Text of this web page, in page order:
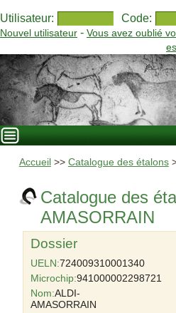
Utilisateur: Code:
Nouvel utilisateur - Vous avez oublié
Accueil >> Catalogue des étalons
Catalogue des
AMASORRAIN
Dossier
UELN:724009310001340
Microchip:941000002298721
Nom:ALDI-
AMASORRAIN